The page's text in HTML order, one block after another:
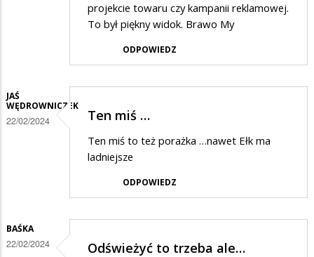
projekcie towaru czy kampanii reklamowej.
To był piękny widok. Brawo My
ODPOWIEDZ
JAŚ
WĘDROWNICZEK
22/02/2024 Ten miś …
Ten miś to też porażka …nawet Ełk ma
ladniejsze
ODPOWIEDZ
BAŚKA
22/02/2024 Odświeżyć to trzeba ale…